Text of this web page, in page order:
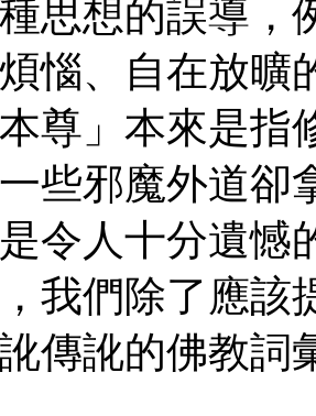
思想的誤導，
惱、自在放曠
尊」本來是指
些邪魔外道卻
令人十分遺憾
我們除了應該
傳訛的佛教詞